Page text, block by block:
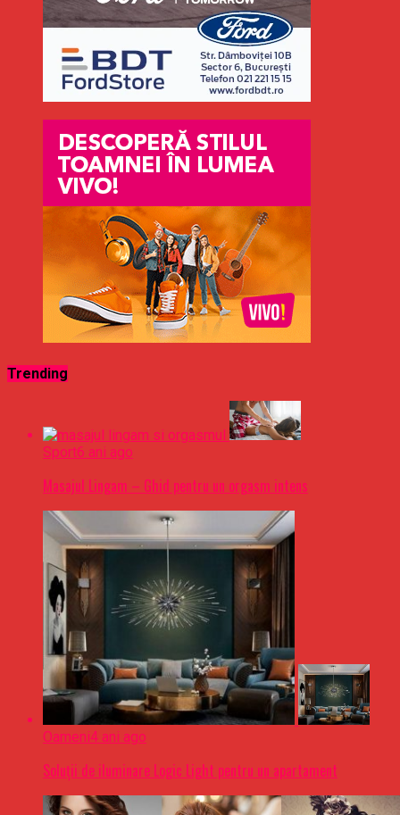
Trending
Sport6 ani ago
Masajul Lingam – Ghid pentru un orgasm intens
Oameni4 ani ago
Soluții de iluminare Logic Light pentru un apartament